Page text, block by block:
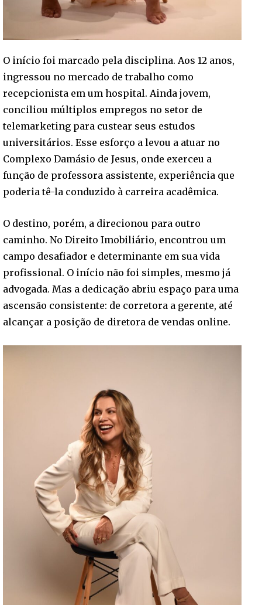
O início foi marcado pela disciplina. Aos 12 anos,
ingressou no mercado de trabalho como
recepcionista em um hospital. Ainda jovem,
conciliou múltiplos empregos no setor de
telemarketing para custear seus estudos
universitários. Esse esforço a levou a atuar no
Complexo Damásio de Jesus, onde exerceu a
função de professora assistente, experiência que
poderia tê-la conduzido à carreira acadêmica.
O destino, porém, a direcionou para outro
caminho. No Direito Imobiliário, encontrou um
campo desafiador e determinante em sua vida
profissional. O início não foi simples, mesmo já
advogada. Mas a dedicação abriu espaço para uma
ascensão consistente: de corretora a gerente, até
alcançar a posição de diretora de vendas online.